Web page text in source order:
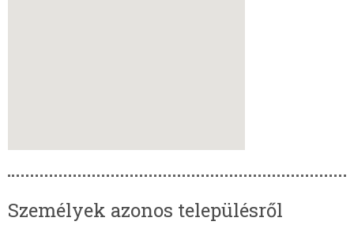
Személyek azonos településről